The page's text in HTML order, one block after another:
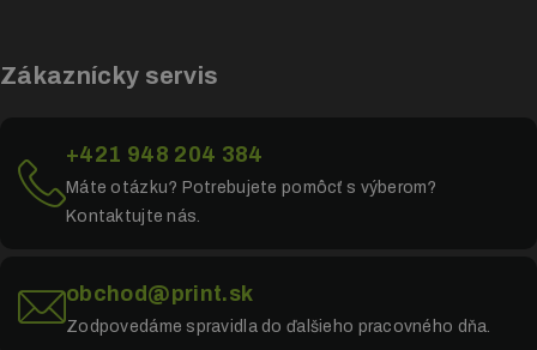
Zákaznícky servis
+421 948 204 384
Máte otázku? Potrebujete pomôcť s výberom?
Kontaktujte nás.
obchod@print.sk
Zodpovedáme spravidla do ďalšieho pracovného dňa.